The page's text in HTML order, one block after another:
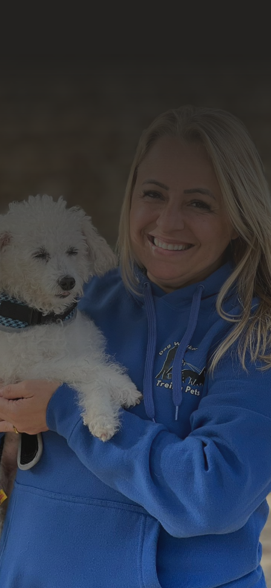
Formulário de Contato
9 + 4 = Enviar